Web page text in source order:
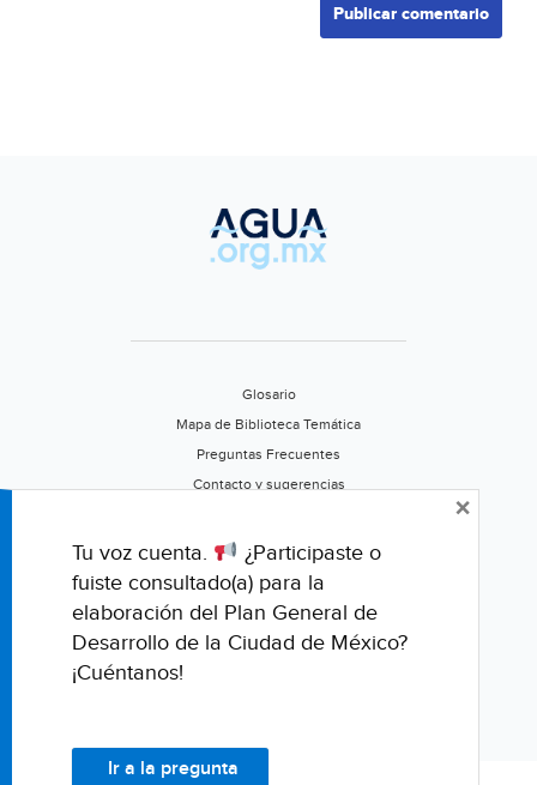
Glosario
Mapa de Biblioteca Temática
Preguntas Frecuentes
Contacto y sugerencias
Califica este portal
Tu voz cuenta.
¿Participaste o
fuiste consultado(a) para la
elaboración del Plan General de
Desarrollo de la Ciudad de México?
¡Cuéntanos!
Ir a la pregunta
×